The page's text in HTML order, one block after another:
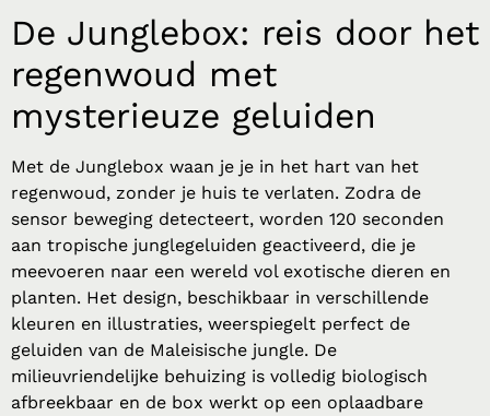
De Junglebox: reis door het
regenwoud met
mysterieuze geluiden
Met de Junglebox waan je je in het hart van het
regenwoud, zonder je huis te verlaten. Zodra de
sensor beweging detecteert, worden 120 seconden
aan tropische junglegeluiden geactiveerd, die je
meevoeren naar een wereld vol exotische dieren en
planten. Het design, beschikbaar in verschillende
kleuren en illustraties, weerspiegelt perfect de
geluiden van de Maleisische jungle. De
milieuvriendelijke behuizing is volledig biologisch
afbreekbaar en de box werkt op een oplaadbare